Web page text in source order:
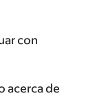
con
acerca de